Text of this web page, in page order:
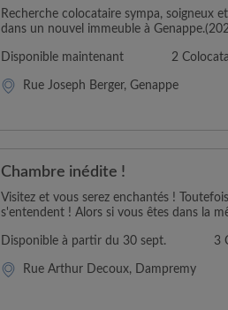
Recherche colocataire sympa, soigneux
dans un nouvel immeuble à
Disponible maintenant 2
Rue Joseph Berger, Genappe
Chambre inédite !
Visitez et vous serez enchantés !
s'entendent ! Alors si vous êtes dans la
Disponible à partir du 30 sept. 3
Rue Arthur Decoux, Dampremy